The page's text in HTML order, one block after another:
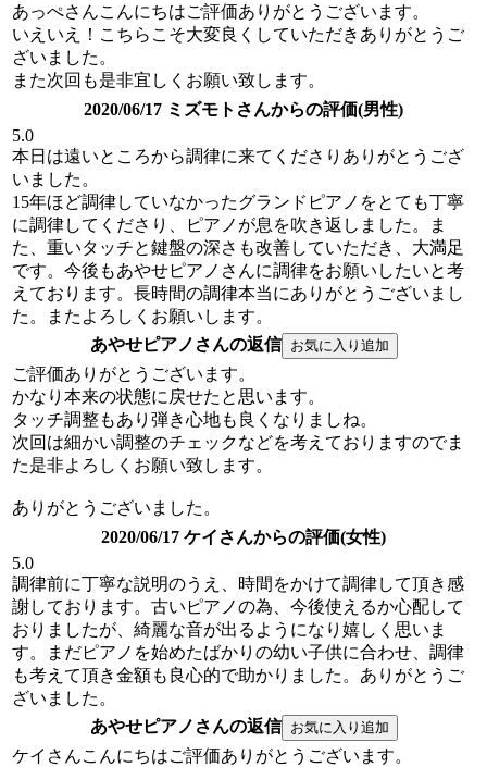
あっぺさんこんにちはご評価ありがとうございます。
いえいえ！こちらこそ大変良くしていただきありがとうご
ざいました。
また次回も是非宜しくお願い致します。
2020/06/17 ミズモトさんからの評価(男性)
5.0
本日は遠いところから調律に来てくださりありがとうござ
いました。
15年ほど調律していなかったグランドピアノをとても丁寧
に調律してくださり、ピアノが息を吹き返しました。ま
た、重いタッチと鍵盤の深さも改善していただき、大満足
です。今後もあやせピアノさんに調律をお願いしたいと考
えております。長時間の調律本当にありがとうございまし
た。またよろしくお願いします。
あやせピアノさんの返信
ご評価ありがとうございます。
かなり本来の状態に戻せたと思います。
タッチ調整もあり弾き心地も良くなりましね。
次回は細かい調整のチェックなどを考えておりますのでま
た是非よろしくお願い致します。
ありがとうございました。
2020/06/17 ケイさんからの評価(女性)
5.0
調律前に丁寧な説明のうえ、時間をかけて調律して頂き感
謝しております。古いピアノの為、今後使えるか心配して
おりましたが、綺麗な音が出るようになり嬉しく思いま
す。まだピアノを始めたばかりの幼い子供に合わせ、調律
も考えて頂き金額も良心的で助かりました。ありがとうご
ざいました。
あやせピアノさんの返信
ケイさんこんにちはご評価ありがとうございます。